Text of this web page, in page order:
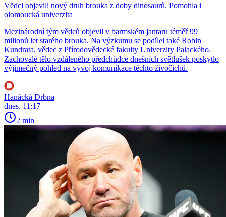
Vědci objevili nový druh brouka z doby dinosaurů. Pomohla i
olomoucká univerzita
Mezinárodní tým vědců objevil v barmském jantaru téměř 99
milionů let starého brouka. Na výzkumu se podílel také Robin
Kundrata, vědec z Přírodovědecké fakulty Univerzity Palackého.
Zachovalé tělo vzdáleného předchůdce dnešních světlušek poskytlo
výjimečný pohled na vývoj komunikace těchto živočichů.
Hanácká Drbna
dnes, 11:17
2 min